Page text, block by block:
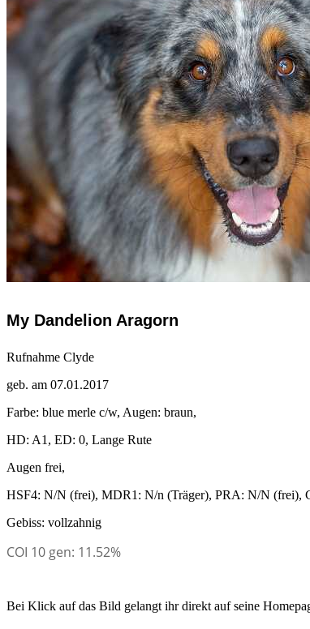
My Dandelion Aragorn
Rufnahme Clyde
geb. am 07.01.2017
Farbe: blue merle c/w, Augen: braun,
HD: A1, ED: 0, Lange Rute
Augen frei,
HSF4: N/N (frei), MDR1: N/n (Träger), PRA: N/N
Gebiss: vollzahnig
COI 10 gen: 11.52%
Bei Klick auf das Bild gelangt ihr direkt auf seine